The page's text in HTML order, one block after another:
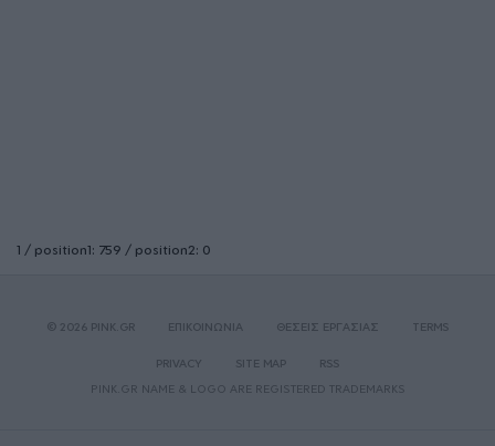
1 / position1: 759 / position2: 0
© 2026 PINK.GR ΕΠΙΚΟΙΝΩΝΙΑ ΘΕΣΕΙΣ ΕΡΓΑΣΙΑΣ TERMS
PRIVACY SITE MAP
RSS
PINK.GR NAME & LOGO ARE REGISTERED TRADEMARKS